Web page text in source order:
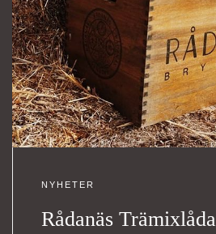
NYHETER
Rådanäs Trämixlåda